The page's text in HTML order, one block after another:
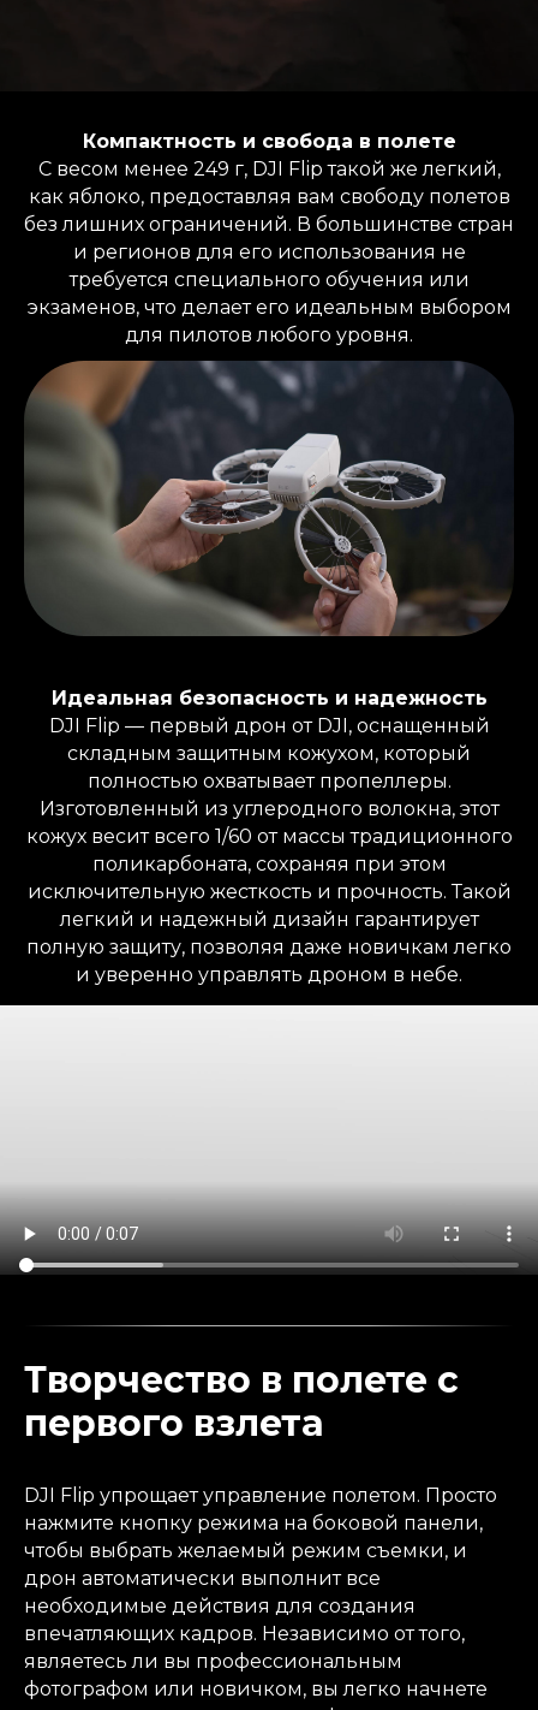
Компактность и свобода в полете
С весом менее 249 г, DJI Flip такой же легкий,
как яблоко, предоставляя вам свободу полетов
без лишних ограничений. В большинстве стран
и регионов для его использования не
требуется специального обучения или
экзаменов, что делает его идеальным выбором
для пилотов любого уровня.
Идеальная безопасность и надежность
DJI Flip — первый дрон от DJI, оснащенный
складным защитным кожухом, который
полностью охватывает пропеллеры.
Изготовленный из углеродного волокна, этот
кожух весит всего 1/60 от массы традиционного
поликарбоната, сохраняя при этом
исключительную жесткость и прочность. Такой
легкий и надежный дизайн гарантирует
полную защиту, позволяя даже новичкам легко
и уверенно управлять дроном в небе.
Творчество в полете с
первого взлета
DJI Flip упрощает управление полетом. Просто
нажмите кнопку режима на боковой панели,
чтобы выбрать желаемый режим съемки, и
дрон автоматически выполнит все
необходимые действия для создания
впечатляющих кадров. Независимо от того,
являетесь ли вы профессиональным
фотографом или новичком, вы легко начнете